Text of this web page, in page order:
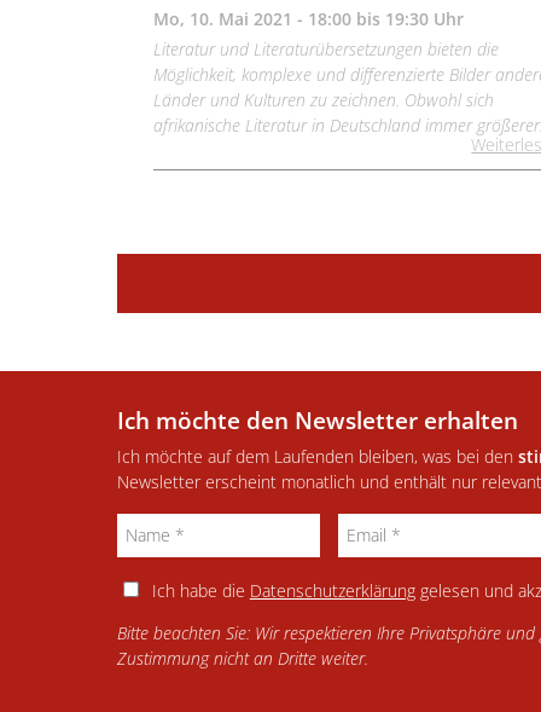
Mo, 10. Mai 2021 - 18:00 bis 19:30 Uhr
Literatur und Literaturübersetzungen bieten die
Möglichkeit, komplexe und differenzierte Bilder
Länder und Kulturen zu zeichnen. Obwohl sich
afrikanische Literatur in Deutschland immer
Ich möchte den Newsletter erhalten
Ich möchte auf dem Laufenden bleiben, was bei den
Newsletter erscheint monatlich und enthält nur
Ich habe die Datenschutzerklärunggelesen und
Bitte beachten Sie: Wir respektieren Ihre Privatsphäre
Zustimmung nicht an Dritte weiter.